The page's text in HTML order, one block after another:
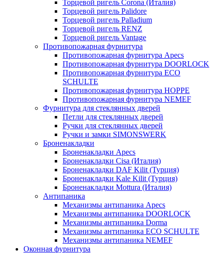
Торцевой ригель Corona (Италия)
Торцевой ригель Palidore
Торцевой ригель Palladium
Торцевой ригель RENZ
Торцевой ригель Vantage
Противопожарная фурнитура
Противопожарная фурнитура Apecs
Противопожарная фурнитура DOORLOCK
Противопожарная фурнитура ECO
SCHULTE
Противопожарная фурнитура HOPPE
Противопожарная фурнитура NEMEF
Фурнитура для стеклянных дверей
Петли для стеклянных дверей
Ручки для стеклянных дверей
Ручки и замки SIMONSWERK
Броненакладки
Броненакладки Apecs
Броненакладки Cisa (Италия)
Броненакладки DAF Kilit (Турция)
Броненакладки Kale Kilit (Турция)
Броненакладки Mottura (Италия)
Антипаника
Механизмы антипаника Apecs
Механизмы антипаника DOORLOCK
Механизмы антипаника Dorma
Механизмы антипаника ECO SCHULTE
Механизмы антипаника NEMEF
Оконная фурнитура